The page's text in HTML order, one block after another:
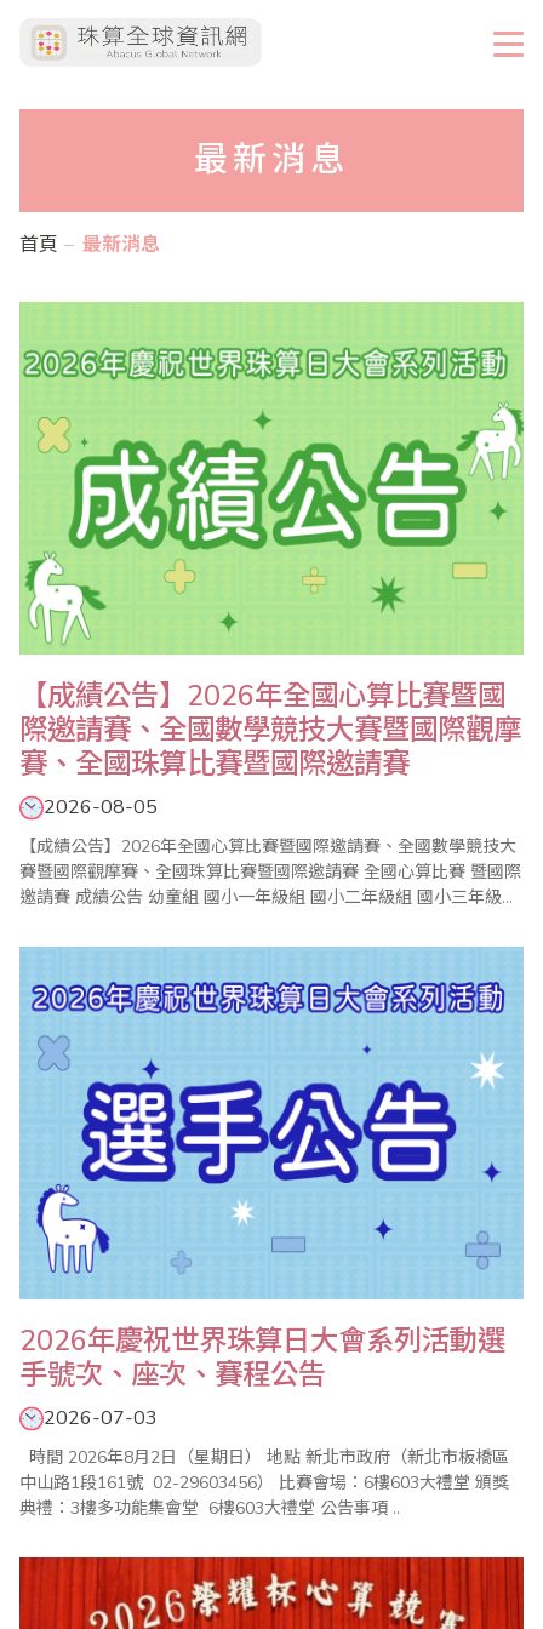
最新消息
首頁 最新消息
【成績公告】2026年全國心算比賽暨國
際邀請賽、全國數學競技大賽暨國際觀摩
賽、全國珠算比賽暨國際邀請賽
2026-08-05
【成績公告】2026年全國心算比賽暨國際邀請賽、全國數學競技大
賽暨國際觀摩賽、全國珠算比賽暨國際邀請賽 全國心算比賽 暨國際
邀請賽 成績公告 幼童組 國小一年級組 國小二年級組 國小三年級組
2026年慶祝世界珠算日大會系列活動選
手號次、座次、賽程公告
2026-07-03
中山路1段161號 02-29603456） 比賽會場：6樓603大禮堂 頒獎
典禮：3樓多功能集會堂 6樓603大禮堂 公告事項 ..